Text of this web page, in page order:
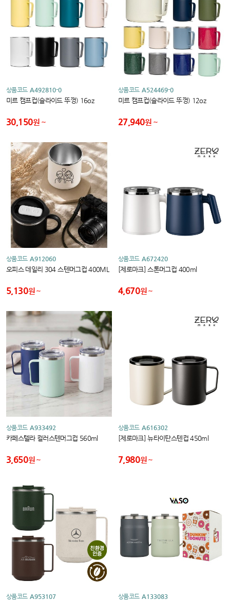
상품코드 A492810-0
미르 캠프컵(슬라이드 뚜껑) 16oz
30,150원
상품코드 A524469-0
미르 캠프컵(슬라이드 뚜껑) 12oz
27,940원
상품코드 A912060
오피스 데일리 304 스텐머그컵 400ML
5,130원
상품코드 A672420
[제로마크] 스톤머그컵 400ml
4,670원
상품코드 A933492
카페스텔라 컬러스텐머그컵 560ml
3,650원
상품코드 A616302
[제로마크] 뉴타이탄스텐컵 450ml
7,980원
상품코드 A953107 상품코드 A133083